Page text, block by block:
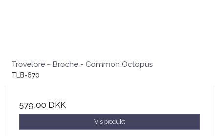
Trovelore - Broche - Common Octopus
TLB-670
579,00 DKK
Vis produkt